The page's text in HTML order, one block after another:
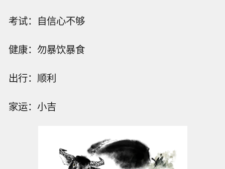
考试：自信心不够
健康：勿暴饮暴食
出行：顺利
家运：小吉